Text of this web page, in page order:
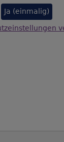
Ja (einmalig)